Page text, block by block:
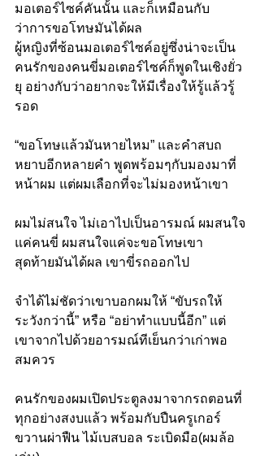
มอเตอร์ไซค์คันนั้น และก็เหมือนกับ
ว่าการขอโทษมันได้ผล
ผู้หญิงที่ซ้อนมอเตอร์ไซค์อยู่ซึ่งน่าจะเป็น
คนรักของคนขี่มอเตอร์ไซค์ก็พูดในเชิงยั่ว
ยุ อย่างกับว่าอยากจะให้มีเรื่องให้รู้แล้วรู้
รอด
“ขอโทษแล้วมันหายไหม” และคำสบถ
หยาบอีกหลายคำ พูดพร้อมๆกับมองมาที่
หน้าผม แต่ผมเลือกที่จะไม่มองหน้าเขา
ผมไม่สนใจ ไม่เอาไปเป็นอารมณ์ ผมสนใจ
แค่คนขี่ ผมสนใจแค่จะขอโทษเขา
สุดท้ายมันได้ผล เขาขี่รถออกไป
จำได้ไม่ชัดว่าเขาบอกผมให้ “ขับรถให้
ระวังกว่านี้” หรือ “อย่าทำแบบนี้อีก” แต่
เขาจากไปด้วยอารมณ์ทีเย็นกว่าเก่าพอ
สมควร
คนรักของผมเปิดประตูลงมาจากรถตอนที่
ทุกอย่างสงบแล้ว พร้อมกับปืนครูเกอร์
ขวานผ่าฟืน ไม้เบสบอล ระเบิดมือ(ผมล้อ